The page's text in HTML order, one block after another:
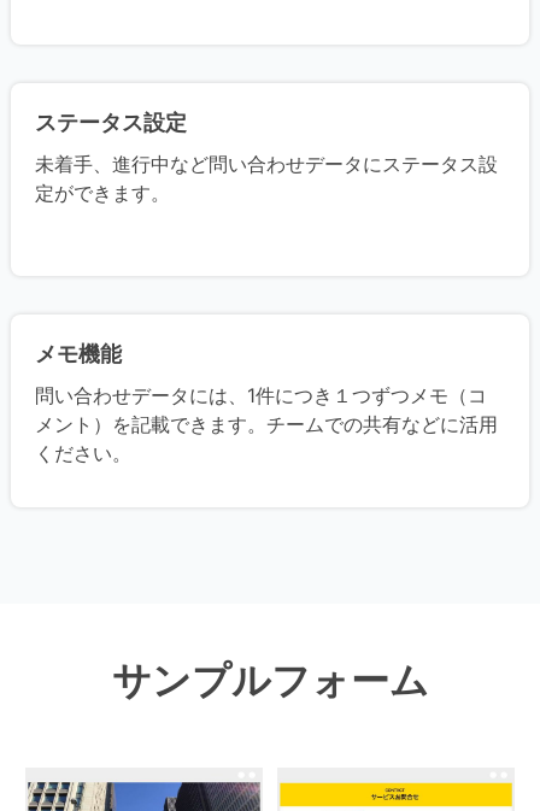
ステータス設定
未着手、進行中など問い合わせデータにステータス設
定ができます。
メモ機能
問い合わせデータには、1件につき１つずつメモ（コ
メント）を記載できます。チームでの共有などに活用
ください。
サンプルフォーム